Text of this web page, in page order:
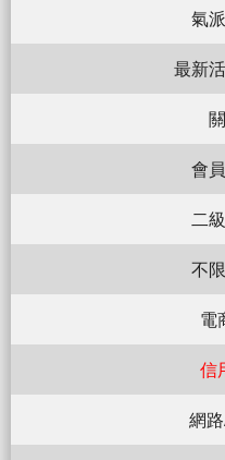
氣
最新
會
二
不
電
信
網